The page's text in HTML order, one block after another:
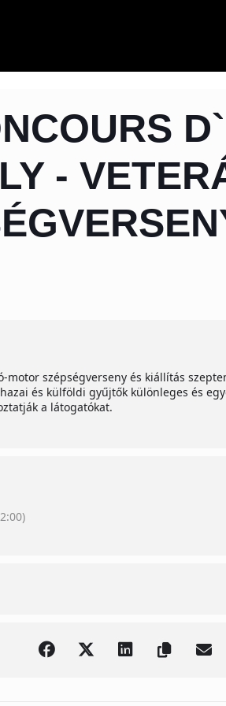
-
motor szépségverseny és kiállítás
és külföldi gyűjtők különleges és
a látogatókat.